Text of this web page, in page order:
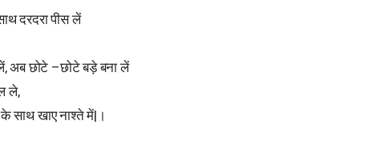
दरदरा पीस लें
लें, अब छोटे –छोटे बड़े बना लें
ले,
साथ खाए नाश्ते में|।